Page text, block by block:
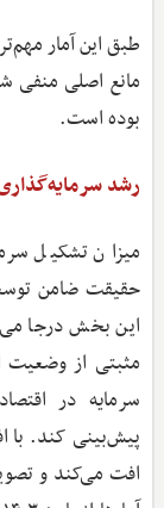
طبق این آمار
مانع اصلی منفی
بوده است.
رشد
میزان تشکیل
حقیقت ضامن
این بخش درجا
مثبتی از وضعیت
سرمایه در
پیش‌بینی کند. با
افت می‌کند و